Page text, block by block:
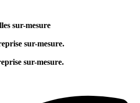
sur-mesure
sur-mesure.
sur-mesure.